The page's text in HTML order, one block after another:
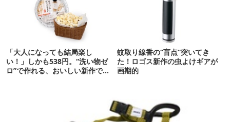
「大人になっても結局楽し
い！」しかも538円。“洗い物ゼ
ロ”で作れる、おいしい新作です
蚊取り線香の“盲点”突いてき
た！ロゴス新作の虫よけギアが
画期的